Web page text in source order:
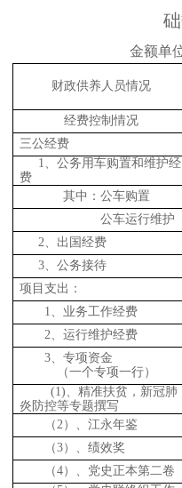
金额单
财政供养人员情况
经费控制情况
三公经费
1、公务用车购置和维护经
费
其中：公车购置
公车运行维护
2、出国经费
3、公务接待
项目支出：
1、业务工作经费
2、运行维护经费
3、专项资金
（一个专项一行）
(1)、精准扶贫，新冠肺
炎防控等专题撰写
（2）、江永年鉴
（3）、绩效奖
（4）、党史正本第二卷